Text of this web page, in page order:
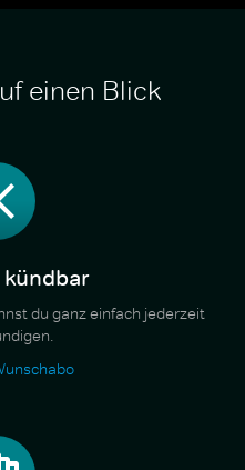
einen Blick
du ganz einfach jederzeit